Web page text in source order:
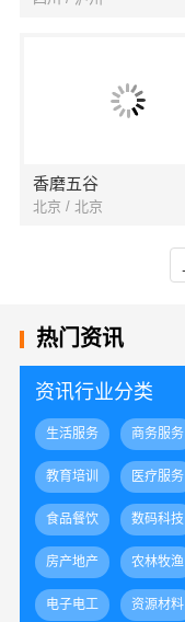
香磨五谷
北京 / 北京
热门资讯
资讯行业分类
生活服务 商务服务
教育培训 医疗服务
食品餐饮 数码科技
房产地产 农林牧渔
电子电工 资源材料